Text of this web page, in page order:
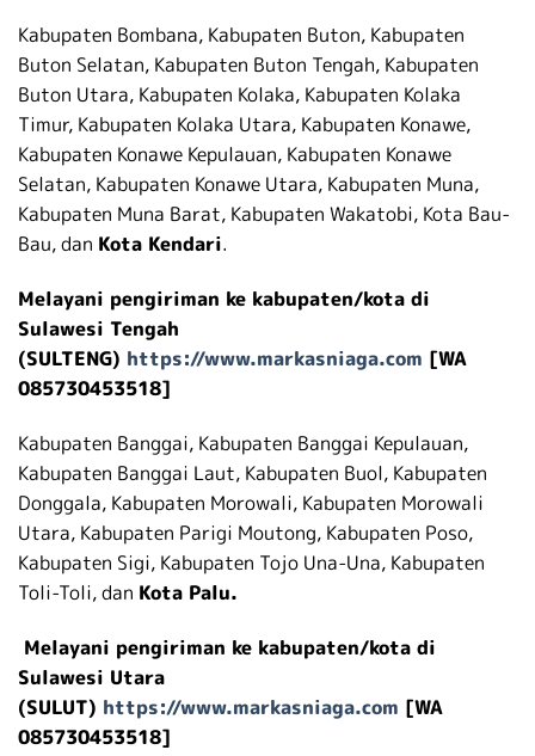
Kabupaten Bombana, Kabupaten Buton, Kabupaten
Buton Selatan, Kabupaten Buton Tengah, Kabupaten
Buton Utara, Kabupaten Kolaka, Kabupaten Kolaka
Timur, Kabupaten Kolaka Utara, Kabupaten Konawe,
Kabupaten Konawe Kepulauan, Kabupaten Konawe
Selatan, Kabupaten Konawe Utara, Kabupaten Muna,
Kabupaten Muna Barat, Kabupaten Wakatobi, Kota Bau-
Bau, dan Kota Kendari.
Melayani pengiriman ke kabupaten/kota di
Sulawesi Tengah
(SULTENG) https://www.markasniaga.com [WA
085730453518]
Kabupaten Banggai, Kabupaten Banggai Kepulauan,
Kabupaten Banggai Laut, Kabupaten Buol, Kabupaten
Donggala, Kabupaten Morowali, Kabupaten Morowali
Utara, Kabupaten Parigi Moutong, Kabupaten Poso,
Kabupaten Sigi, Kabupaten Tojo Una-Una, Kabupaten
Toli-Toli, dan Kota Palu.
Melayani pengiriman ke kabupaten/kota di
Sulawesi Utara
(SULUT) https://www.markasniaga.com [WA
085730453518]